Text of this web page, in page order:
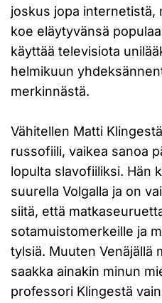
joskus jopa internetistä,
koe eläytyvänsä
käyttää televisiota
helmikuun
merkinnästä.
Vähitellen Matti
russofiili, vaikea sanoa
lopulta slavofiiliksi. Hän
suurella Volgalla ja on
siitä, että
sotamuistomerkeille ja
tylsiä. Muuten Venäjällä
saakka ainakin minun
professori Klingestä